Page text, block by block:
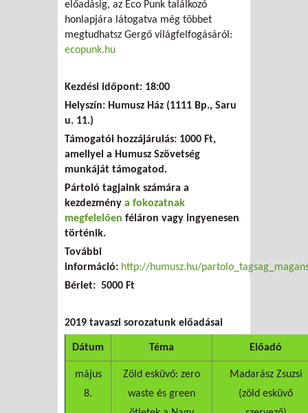
előadásig, az Eco Punk találkozó
honlapjára látogatva még többet
megtudhatsz Gergő világfelfogásáról:
ecopunk.hu
Kezdési időpont: 18:00
Helyszín: Humusz Ház (1111 Bp., Saru
u. 11.)
Támogatói hozzájárulás: 1000 Ft,
amellyel a Humusz Szövetség
munkáját támogatod.
Pártoló tagjaink számára a
kezdezmény a fokozatnak
megfelelően féláron vagy ingyenesen
történik.
További
információ: http://humusz.hu/
Bérlet: 5000 Ft
2019 tavaszi sorozatunk előadásai
Dátum Téma Előadó
május
8.
Zöld esküvő: zero
waste és green
Madarász Zsuzsi
(zöld esküvő